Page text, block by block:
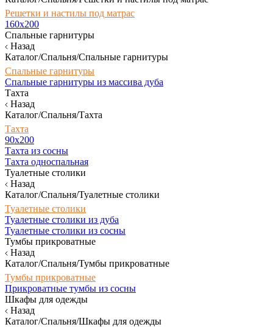
Решетки и настилы под матрас
160х200
Спальные гарнитуры
Назад
Каталог/Спальня/Спальные гарнитуры
Спальные гарнитуры
Спальные гарнитуры из массива дуба
Тахта
Назад
Каталог/Спальня/Тахта
Тахта
90х200
Тахта из сосны
Тахта односпальная
Туалетные столики
Назад
Каталог/Спальня/Туалетные столики
Туалетные столики
Туалетные столики из дуба
Туалетные столики из сосны
Тумбы прикроватные
Назад
Каталог/Спальня/Тумбы прикроватные
Тумбы прикроватные
Прикроватные тумбы из сосны
Шкафы для одежды
Назад
Каталог/Спальня/Шкафы для одежды